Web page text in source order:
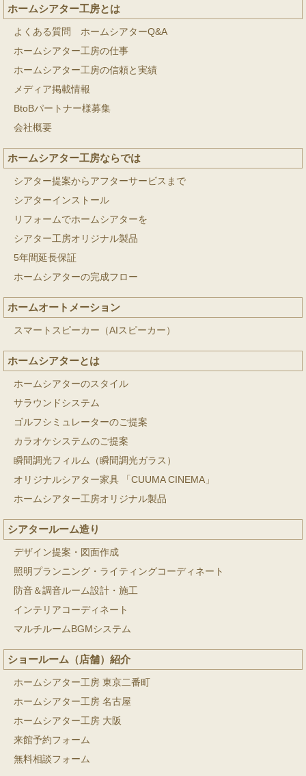
ホームシアター工房とは
よくある質問 ホームシアターQ&A
ホームシアター工房の仕事
ホームシアター工房の信頼と実績
メディア掲載情報
BtoBパートナー様募集
会社概要
ホームシアター工房ならでは
シアター提案からアフターサービスまで
シアターインストール
リフォームでホームシアターを
シアター工房オリジナル製品
5年間延長保証
ホームシアターの完成フロー
ホームオートメーション
スマートスピーカー（AIスピーカー）
ホームシアターとは
ホームシアターのスタイル
サラウンドシステム
ゴルフシミュレーターのご提案
カラオケシステムのご提案
瞬間調光フィルム（瞬間調光ガラス）
オリジナルシアター家具 「CUUMA CINEMA」
ホームシアター工房オリジナル製品
シアタールーム造り
デザイン提案・図面作成
照明プランニング・ライティングコーディネート
防音＆調音ルーム設計・施工
インテリアコーディネート
マルチルームBGMシステム
ショールーム（店舗）紹介
ホームシアター工房 東京二番町
ホームシアター工房 名古屋
ホームシアター工房 大阪
来館予約フォーム
無料相談フォーム